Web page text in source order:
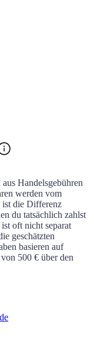
Handelsgebühren
werden vom
ist die Differenz
du tatsächlich zahlst
oft nicht separat
geschätzten
basieren auf
500 € über den